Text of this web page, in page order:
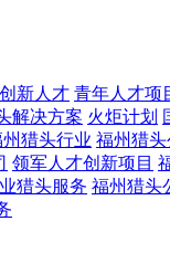
创新人才 青年人才项
解决方案 火炬计划
州猎头行业 福州猎
领军人才创新项目
猎头服务 福州猎头